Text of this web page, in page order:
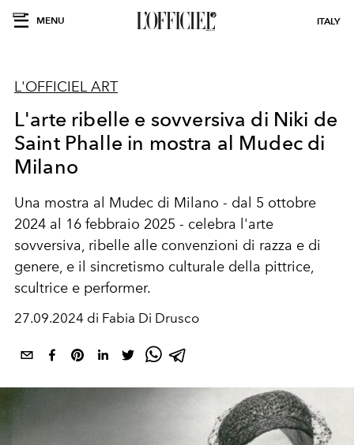
MENU ITALY
L'OFFICIEL ART
L'arte ribelle e sovversiva di Niki de
Saint Phalle in mostra al Mudec di
Milano
Una mostra al Mudec di Milano - dal 5 ottobre
2024 al 16 febbraio 2025 - celebra l'arte
sovversiva, ribelle alle convenzioni di razza e di
genere, e il sincretismo culturale della pittrice,
scultrice e performer.
27.09.2024 di Fabia Di Drusco